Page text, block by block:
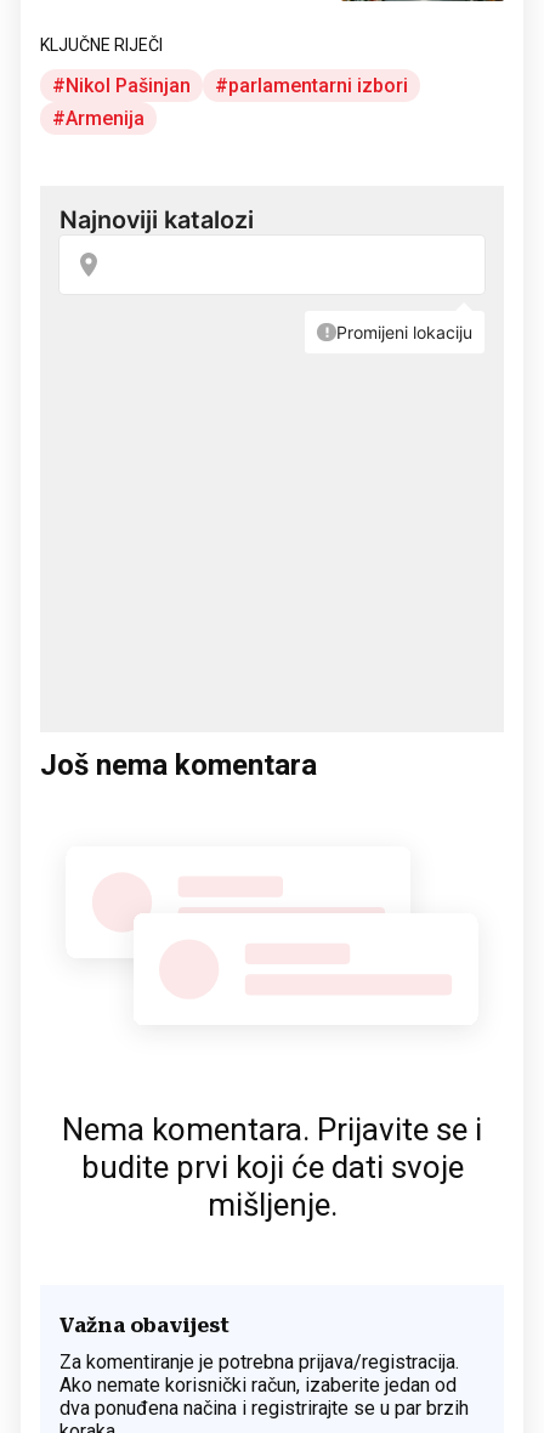
KLJUČNE RIJEČI
Nikol Pašinjan
parlamentarni izbori
Armenija
Još nema komentara
Nema komentara. Prijavite se i
budite prvi koji će dati svoje
mišljenje.
Važna obavijest
Za komentiranje je potrebna prijava/registracija.
Ako nemate korisnički račun, izaberite jedan od
dva ponuđena načina i registrirajte se u par brzih